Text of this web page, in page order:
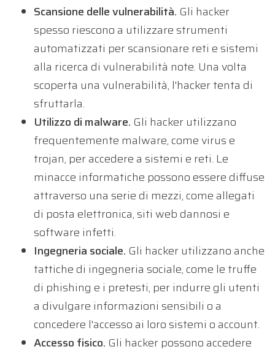
Scansione delle vulnerabilità. Gli hacker
spesso riescono a utilizzare strumenti
automatizzati per scansionare reti e sistemi
alla ricerca di vulnerabilità note. Una volta
scoperta una vulnerabilità, l'hacker tenta di
sfruttarla.
Utilizzo di malware. Gli hacker utilizzano
frequentemente malware, come virus e
trojan, per accedere a sistemi e reti. Le
minacce informatiche possono essere diffuse
attraverso una serie di mezzi, come allegati
di posta elettronica, siti web dannosi e
software infetti.
Ingegneria sociale. Gli hacker utilizzano anche
tattiche di ingegneria sociale, come le truffe
di phishing e i pretesti, per indurre gli utenti
a divulgare informazioni sensibili o a
concedere l'accesso ai loro sistemi o account.
Accesso fisico. Gli hacker possono accedere